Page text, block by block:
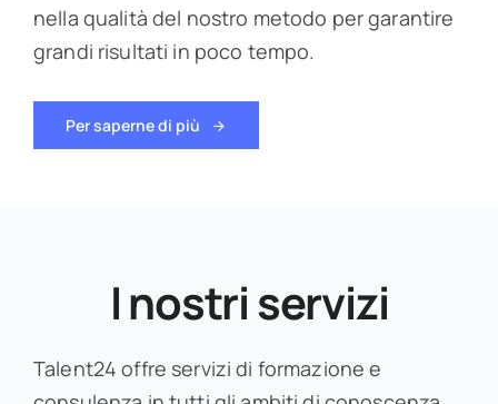
nella qualità del nostro metodo per garantire
grandi risultati in poco tempo.
Per saperne di più
I nostri servizi
Talent24 offre servizi di formazione e